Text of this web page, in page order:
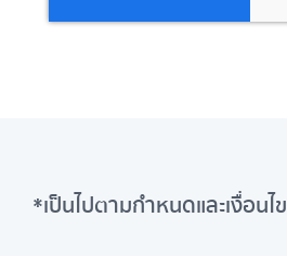
*เป็นไปตามกำหนดและเงื่อนไข